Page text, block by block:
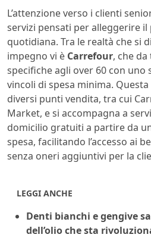
L’attenzione verso i clienti
servizi pensati per alleggerire il
quotidiana. Tra le realtà che si
impegno vi è Carrefour, che
specifiche agli over 60 con uno
vincoli di spesa minima.
diversi punti vendita, tra cui
Market, e si accompagna a
domicilio gratuiti a partire da
spesa, facilitando l’accesso ai
senza oneri aggiuntivi per la
LEGGI ANCHE
Denti bianchi e gengive
dell’olio che sta